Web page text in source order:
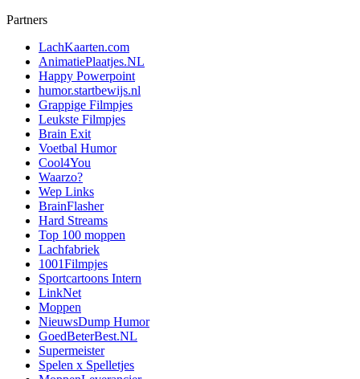
Partners
LachKaarten.com
AnimatiePlaatjes.NL
Happy Powerpoint
humor.startbewijs.nl
Grappige Filmpjes
Leukste Filmpjes
Brain Exit
Voetbal Humor
Cool4You
Waarzo?
Wep Links
BrainFlasher
Hard Streams
Top 100 moppen
Lachfabriek
1001Filmpjes
Sportcartoons Intern
LinkNet
Moppen
NieuwsDump Humor
GoedBeterBest.NL
Supermeister
Spelen x Spelletjes